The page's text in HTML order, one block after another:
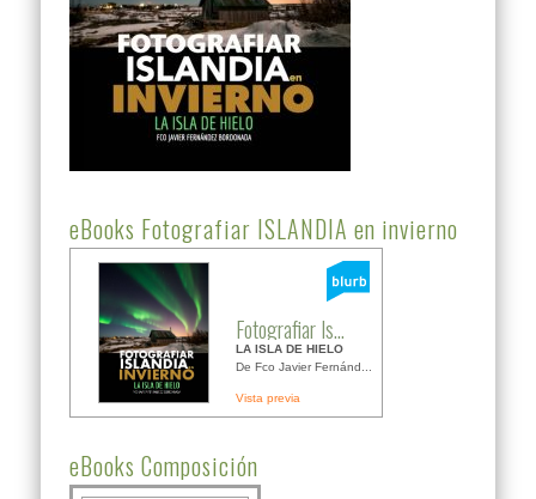
eBooks Fotografiar ISLANDIA en invierno
Fotografiar Is...
LA ISLA DE HIELO
De Fco Javier Fernánd...
Vista previa
eBooks Composición